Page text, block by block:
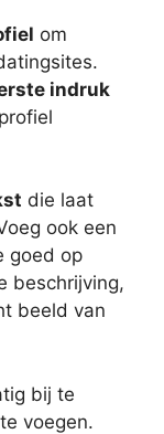
om
indruk
die laat
ook een
goed op
beschrijving,
beeld van
bij te
voegen.